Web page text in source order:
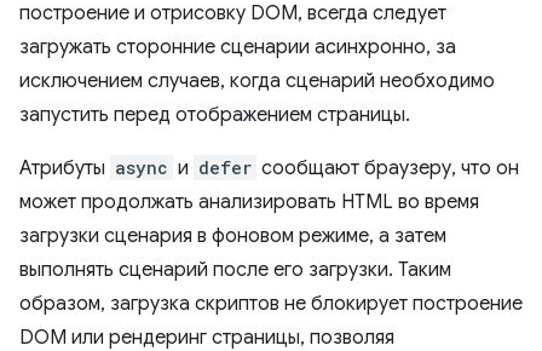
построение и отрисовку DOM, всегда следует
загружать сторонние сценарии асинхронно, за
исключением случаев, когда сценарий необходимо
запустить перед отображением страницы.
Атрибуты async и defer сообщают браузеру, что он
может продолжать анализировать HTML во время
загрузки сценария в фоновом режиме, а затем
выполнять сценарий после его загрузки. Таким
образом, загрузка скриптов не блокирует построение
DOM или рендеринг страницы, позволяя